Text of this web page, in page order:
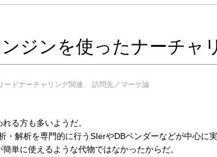
ジンを使ったナーチャ
ードナーチャリング関連 訪問先／マーケ論
る方も多いようだ。
・解析を専門的に行うSIerやDBベンダーなどが中心に
単に使えるような代物ではなかったからだ。